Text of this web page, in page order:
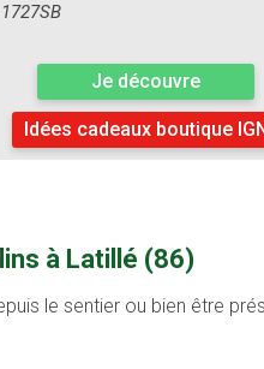
Je découvre
Idées cadeaux boutique
à Latillé (86)
le sentier ou bien être